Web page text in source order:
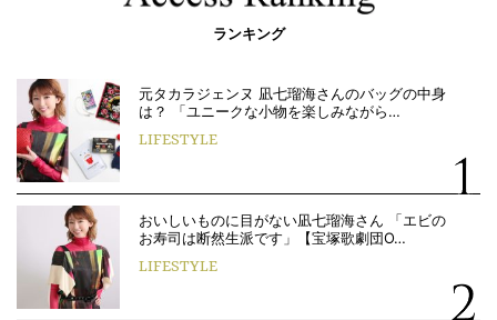
ランキング
元タカラジェンヌ 凪七瑠海さんのバッグの中身
は？ 「ユニークな小物を楽しみながら…
LIFESTYLE
おいしいものに目がない凪七瑠海さん 「エビの
お寿司は断然生派です」【宝塚歌劇団O…
LIFESTYLE